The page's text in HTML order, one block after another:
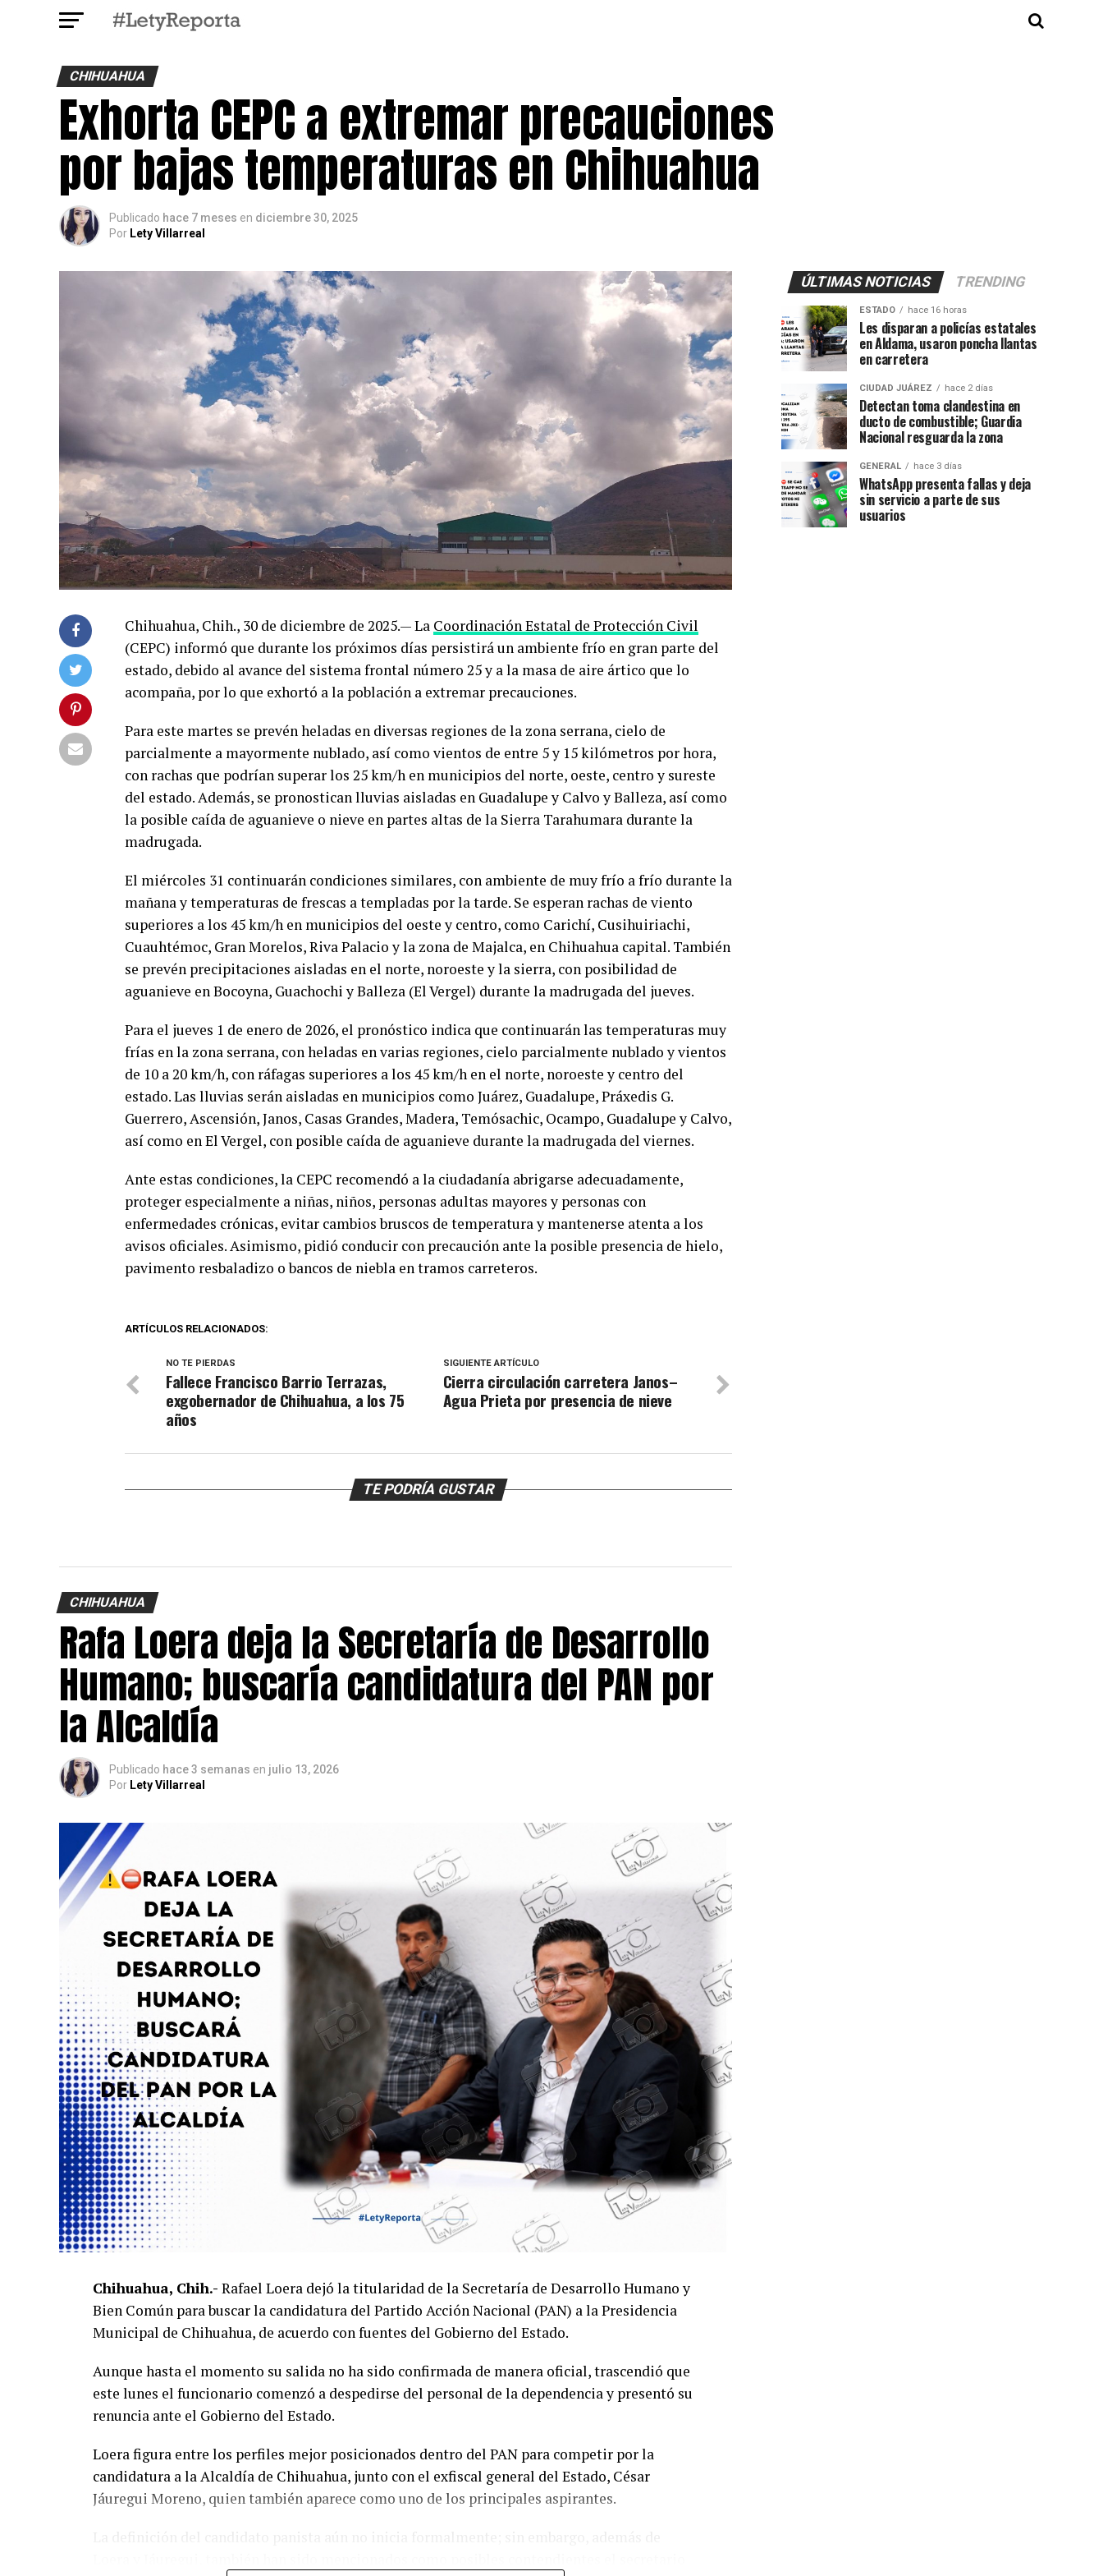
CHIHUAHUA
Exhorta CEPC a extremar precauciones
por bajas temperaturas en Chihuahua
Publicado hace 7 meses en diciembre 30, 2025
Por Lety Villarreal
Chihuahua, Chih., 30 de diciembre de 2025.— La Coordinación Estatal de Protección Civil
(CEPC) informó que durante los próximos días persistirá un ambiente frío en gran parte del
estado, debido al avance del sistema frontal número 25 y a la masa de aire ártico que lo
acompaña, por lo que exhortó a la población a extremar precauciones.
Para este martes se prevén heladas en diversas regiones de la zona serrana, cielo de
parcialmente a mayormente nublado, así como vientos de entre 5 y 15 kilómetros por hora,
con rachas que podrían superar los 25 km/h en municipios del norte, oeste, centro y sureste
del estado. Además, se pronostican lluvias aisladas en Guadalupe y Calvo y Balleza, así como
la posible caída de aguanieve o nieve en partes altas de la Sierra Tarahumara durante la
madrugada.
El miércoles 31 continuarán condiciones similares, con ambiente de muy frío a frío durante la
mañana y temperaturas de frescas a templadas por la tarde. Se esperan rachas de viento
superiores a los 45 km/h en municipios del oeste y centro, como Carichí, Cusihuiriachi,
Cuauhtémoc, Gran Morelos, Riva Palacio y la zona de Majalca, en Chihuahua capital. También
se prevén precipitaciones aisladas en el norte, noroeste y la sierra, con posibilidad de
aguanieve en Bocoyna, Guachochi y Balleza (El Vergel) durante la madrugada del jueves.
Para el jueves 1 de enero de 2026, el pronóstico indica que continuarán las temperaturas muy
frías en la zona serrana, con heladas en varias regiones, cielo parcialmente nublado y vientos
de 10 a 20 km/h, con ráfagas superiores a los 45 km/h en el norte, noroeste y centro del
estado. Las lluvias serán aisladas en municipios como Juárez, Guadalupe, Práxedis G.
Guerrero, Ascensión, Janos, Casas Grandes, Madera, Temósachic, Ocampo, Guadalupe y Calvo,
así como en El Vergel, con posible caída de aguanieve durante la madrugada del viernes.
Ante estas condiciones, la CEPC recomendó a la ciudadanía abrigarse adecuadamente,
proteger especialmente a niñas, niños, personas adultas mayores y personas con
enfermedades crónicas, evitar cambios bruscos de temperatura y mantenerse atenta a los
avisos oficiales. Asimismo, pidió conducir con precaución ante la posible presencia de hielo,
pavimento resbaladizo o bancos de niebla en tramos carreteros.
ARTÍCULOS RELACIONADOS:
SIGUIENTE ARTÍCULO
Cierra circulación carretera Janos–
Agua Prieta por presencia de nieve
NO TE PIERDAS
Fallece Francisco Barrio Terrazas,
exgobernador de Chihuahua, a los 75
años
TE PODRÍA GUSTAR
CHIHUAHUA
Rafa Loera deja la Secretaría de Desarrollo
Humano; buscaría candidatura del PAN por
la Alcaldía
Publicado hace 3 semanas en julio 13, 2026
Por Lety Villarreal
Chihuahua, Chih.- Rafael Loera dejó la titularidad de la Secretaría de Desarrollo Humano y
Bien Común para buscar la candidatura del Partido Acción Nacional (PAN) a la Presidencia
Municipal de Chihuahua, de acuerdo con fuentes del Gobierno del Estado.
Aunque hasta el momento su salida no ha sido confirmada de manera oficial, trascendió que
este lunes el funcionario comenzó a despedirse del personal de la dependencia y presentó su
renuncia ante el Gobierno del Estado.
Loera figura entre los perfiles mejor posicionados dentro del PAN para competir por la
candidatura a la Alcaldía de Chihuahua, junto con el exfiscal general del Estado, César
Jáuregui Moreno, quien también aparece como uno de los principales aspirantes.
ÚLTIMAS NOTICIAS TRENDING
ESTADO hace 16 horas
Les disparan a policías estatales
en Aldama, usaron poncha llantas
en carretera
CIUDAD JUÁREZ hace 2 días
Detectan toma clandestina en
ducto de combustible; Guardia
Nacional resguarda la zona
GENERAL hace 3 días
WhatsApp presenta fallas y deja
sin servicio a parte de sus
usuarios